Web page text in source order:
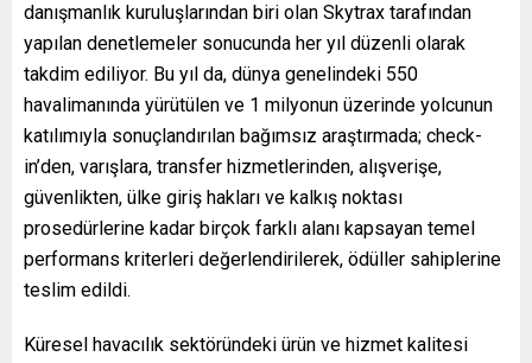
danışmanlık kuruluşlarından biri olan Skytrax tarafından
yapılan denetlemeler sonucunda her yıl düzenli olarak
takdim ediliyor. Bu yıl da, dünya genelindeki 550
havalimanında yürütülen ve 1 milyonun üzerinde yolcunun
katılımıyla sonuçlandırılan bağımsız araştırmada; check-
in’den, varışlara, transfer hizmetlerinden, alışverişe,
güvenlikten, ülke giriş hakları ve kalkış noktası
prosedürlerine kadar birçok farklı alanı kapsayan temel
performans kriterleri değerlendirilerek, ödüller sahiplerine
teslim edildi.
Küresel havacılık sektöründeki ürün ve hizmet kalitesi